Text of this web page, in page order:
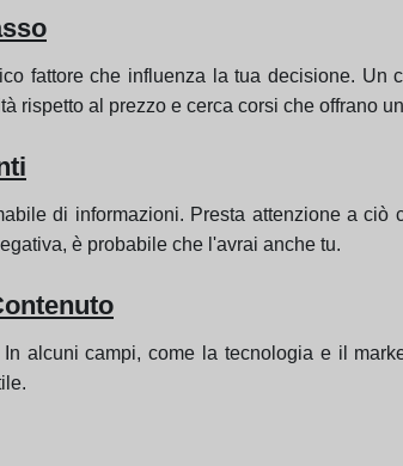
fattore che influenza la tua decisione.
rispetto al prezzo e cerca corsi che offrano
di informazioni. Presta attenzione a
è probabile che l'avrai anche tu.
alcuni campi, come la tecnologia e il